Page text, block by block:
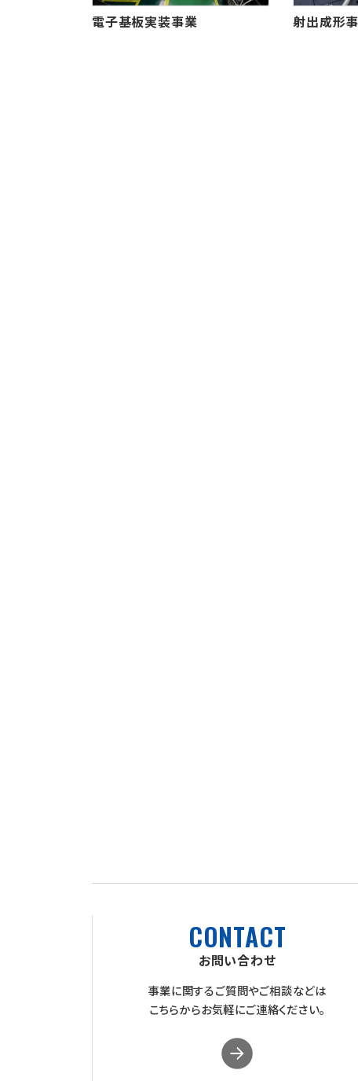
電子基板実装事業 射出成形
お問い合わせ
CONTACT
事業に関するご質問やご相談などは
こちらからお気軽にご連絡ください。